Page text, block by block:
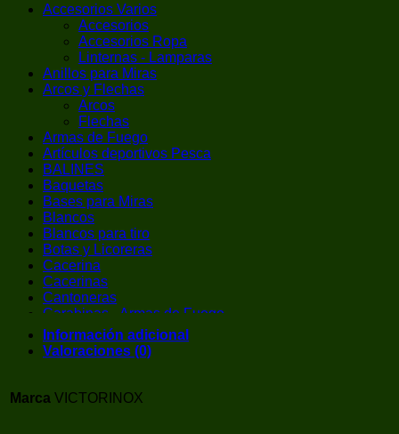
Accesorios Varios
Accesorios
Accesorios Ropa
Linternas - Lamparas
Anillos para Miras
Arcos y Flechas
Arcos
Flechas
Armas de Fuego
Artículos deportivos Pesca
BALINES
Baquetas
Bases para Miras
Blancos
Blancos para tiro
Botas y Licoreras
Cacerina
Cacerinas
Cantoneras
Carabinas - Armas de Fuego
Carabinas de Aire Comprimido
Cargador de Cacerina
Chalecos / Chest Rigs
Cintas Adhesivas
Información adicional
Valoraciones (0)
Marca VICTORINOX